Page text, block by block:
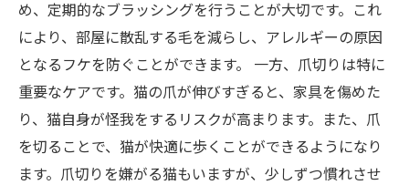
め、定期的なブラッシングを行うことが大切です。これ
により、部屋に散乱する毛を減らし、アレルギーの原因
となるフケを防ぐことができます。 一方、爪切りは特に
重要なケアです。猫の爪が伸びすぎると、家具を傷めた
り、猫自身が怪我をするリスクが高まります。また、爪
を切ることで、猫が快適に歩くことができるようになり
ます。爪切りを嫌がる猫もいますが、少しずつ慣れさせ